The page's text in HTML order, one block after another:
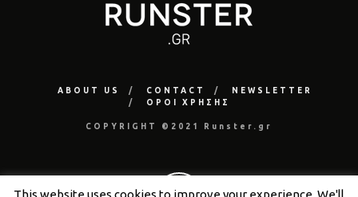
ABOUT US CONTACT
NEWSLETTER
ΟΡΟΙ ΧΡΗΣΗΣ
COPYRIGHT ©2021 Runster.gr
This website uses cookies to improve your experience. We'll